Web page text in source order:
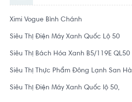
Ximi Vogue Bình Chánh
Siêu Thị Điện Máy Xanh Quốc Lộ 50
Siêu Thị Bách Hóa Xanh B5/119E QL50
Siêu Thị Thực Phẩm Đông Lạnh San Hà
Siêu Thị Điện Máy Xanh Quốc lộ 50,